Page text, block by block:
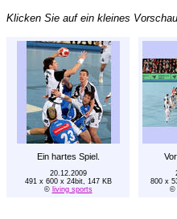
Klicken Sie auf ein kleines
Ein hartes Spiel.
20.12.2009
491 x 600 x 24bit, 147 KB
© living sports
800 x
©